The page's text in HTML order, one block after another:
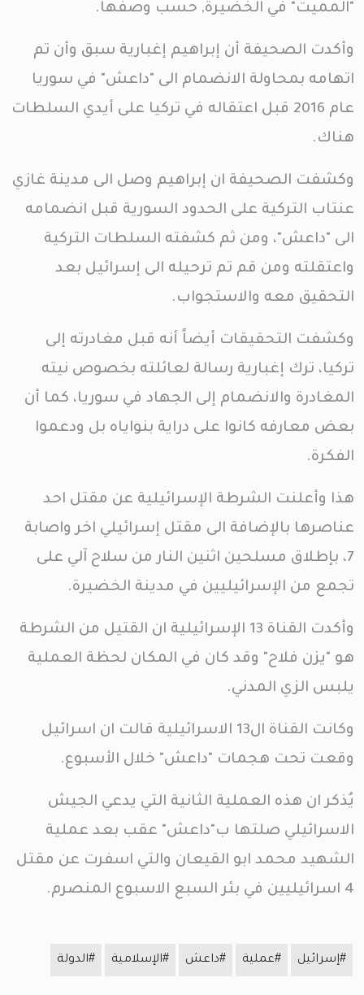
"المميت" في الخضيرة, حسب وصفها.
وأكدت الصحيفة أن إبراهيم إغبارية سبق وأن تم
اتهامه بمحاولة الانضمام الى "داعش" في سوريا
عام 2016 قبل اعتقاله في تركيا على أيدي السلطات
هناك.
وكشفت الصحيفة ان إبراهيم وصل الى مدينة غازي
عنتاب التركية على الحدود السورية قبل انضمامه
الى "داعش"، ومن ثم كشفته السلطات التركية
واعتقلته ومن قم تم ترحيله الى إسرائيل بعد
التحقيق معه والاستجواب.
وكشفت التحقيقات أيضاً أنه قبل مغادرته إلى
تركيا، ترك إغبارية رسالة لعائلته بخصوص نيته
المغادرة والانضمام إلى الجهاد في سوريا، كما أن
بعض معارفه كانوا على دراية بنواياه بل ودعموا
الفكرة.
هذا وأعلنت الشرطة الإسرائيلية عن مقتل احد
عناصرها بالإضافة الى مقتل إسرائيلي اخر واصابة
7، بإطلاق مسلحين اثنين النار من سلاح آلي على
تجمع من الإسرائيليين في مدينة الخضيرة.
وأكدت القناة 13 الإسرائيلية ان القتيل من الشرطة
هو "يزن فلاح" وقد كان في المكان لحظة العملية
يلبس الزي المدني.
وكانت القناة ال13 الاسرائيلية قالت ان اسرائيل
وقعت تحت هجمات "داعش" خلال الأسبوع.
يُذكر ان هذه العملية الثانية التي يدعي الجيش
الاسرائيلي صلتها ب"داعش" عقب بعد عملية
الشهيد محمد ابو القيعان والتي اسفرت عن مقتل
4 اسرائيليين في بئر السبع الاسبوع المنصرم.
#إسرائيل #عملية #داعش #الإسلامية #الدولة